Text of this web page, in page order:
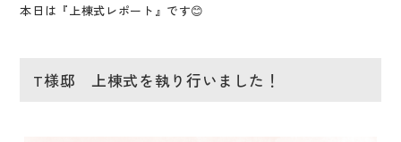
本日は『上棟式レポート』です😊
T様邸 上棟式を執り行いました！